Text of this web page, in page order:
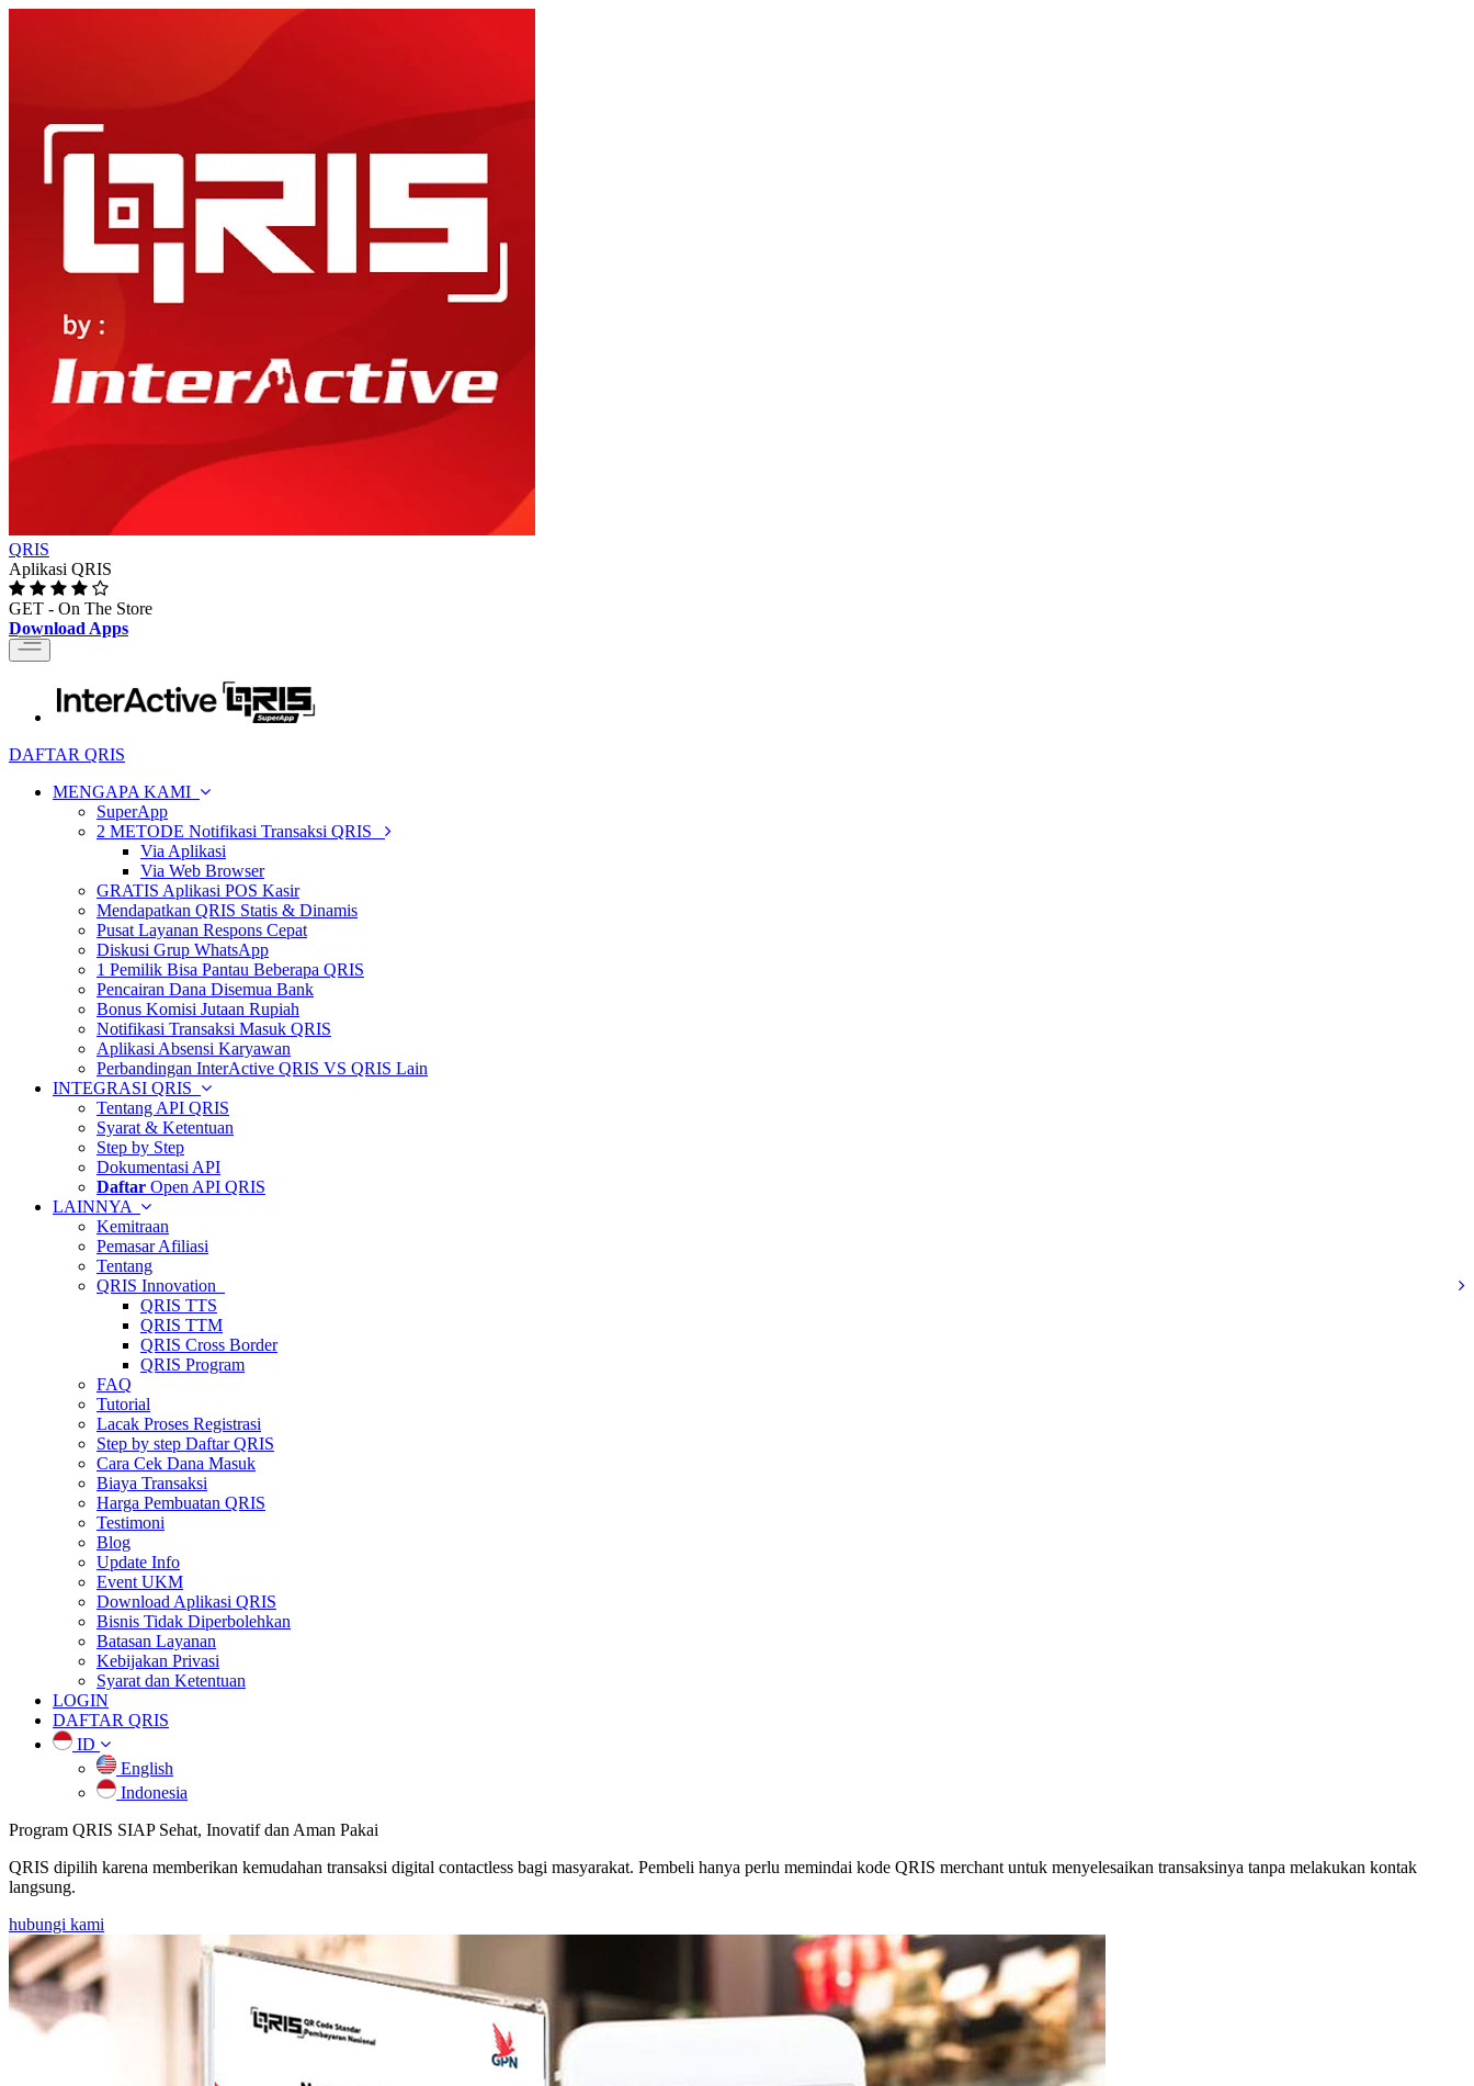
QRIS
Aplikasi QRIS
GET - On The Store
Download Apps
Toggle
navigation
DAFTAR QRIS
MENGAPA KAMI
SuperApp
2 METODE Notifikasi Transaksi QRIS
Via Aplikasi
Via Web Browser
GRATIS Aplikasi POS Kasir
Mendapatkan QRIS Statis & Dinamis
Pusat Layanan Respons Cepat
Diskusi Grup WhatsApp
1 Pemilik Bisa Pantau Beberapa QRIS
Pencairan Dana Disemua Bank
Bonus Komisi Jutaan Rupiah
Notifikasi Transaksi Masuk QRIS
Aplikasi Absensi Karyawan
Perbandingan InterActive QRIS VS QRIS Lain
INTEGRASI QRIS
Tentang API QRIS
Syarat & Ketentuan
Step by Step
Dokumentasi API
Daftar Open API QRIS
LAINNYA
Kemitraan
Pemasar Afiliasi
Tentang
QRIS Innovation
QRIS TTS
QRIS TTM
QRIS Cross Border
QRIS Program
FAQ
Tutorial
Lacak Proses Registrasi
Step by step Daftar QRIS
Cara Cek Dana Masuk
Biaya Transaksi
Harga Pembuatan QRIS
Testimoni
Blog
Update Info
Event UKM
Download Aplikasi QRIS
Bisnis Tidak Diperbolehkan
Batasan Layanan
Kebijakan Privasi
Syarat dan Ketentuan
LOGIN
DAFTAR QRIS
ID
English
Indonesia
Program QRIS SIAP Sehat, Inovatif dan Aman Pakai
QRIS dipilih karena memberikan kemudahan transaksi digital contactless bagi masyarakat. Pembeli hanya perlu memindai kode QRIS merchant untuk menyelesaikan transaksinya tanpa melakukan kontak
langsung.
hubungi kami